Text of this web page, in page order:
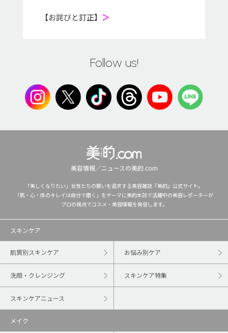
【お詫びと訂正】 ＞
Follow us!
美容情報／ニュースの美的.com
「美しくなりたい」女性たちの願いを追求する美容雑誌『美的』公式サイト。
「肌・心・体のキレイは自分で磨く」をテーマに美的本誌で活躍中の美容レポーターが
プロの視点でコスメ・美容情報を発信します。
スキンケア
肌質別スキンケア お悩み別ケア
洗顔・クレンジング スキンケア特集
スキンケアニュース
メイク